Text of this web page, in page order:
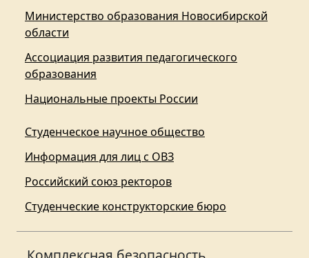
Министерство образования Новосибирской
области
Ассоциация развития педагогического
образования
Национальные проекты России
Студенческое научное общество
Информация для лиц с ОВЗ
Российский союз ректоров
Студенческие конструкторские бюро